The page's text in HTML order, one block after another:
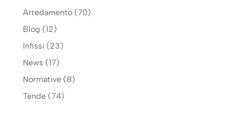
Arredamento(70)
Blog (12)
Infissi (23)
News (17)
Normative(8)
Tende(74)